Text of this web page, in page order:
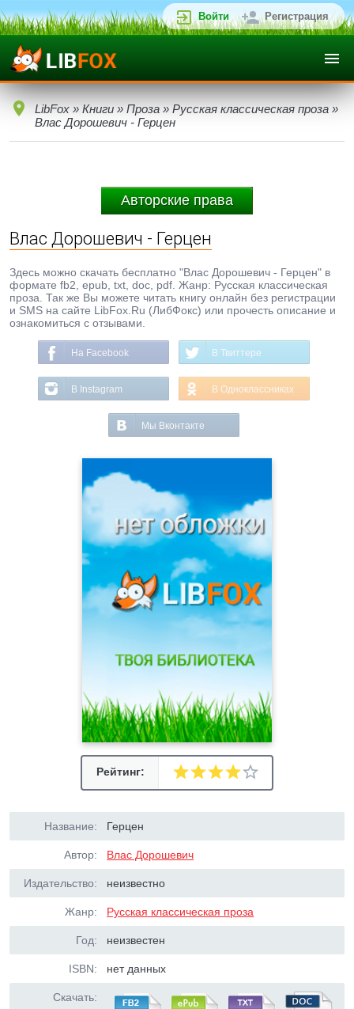
Войти Регистрация
LibFox » Книги » Проза » Русская классическая проза »
Влас Дорошевич - Герцен
Авторские права
Влас Дорошевич - Герцен
Здесь можно скачать бесплатно "Влас Дорошевич - Герцен" в
формате fb2, epub, txt, doc, pdf. Жанр: Русская классическая
проза. Так же Вы можете читать книгу онлайн без регистрации
и SMS на сайте LibFox.Ru (ЛибФокс) или прочесть описание и
ознакомиться с отзывами.
На Facebook В Твиттере
В Instagram В Одноклассниках
Мы Вконтакте
Рейтинг:
Название: Герцен
Автор: Влас Дорошевич
Издательство: неизвестно
Жанр: Русская классическая проза
Год: неизвестен
ISBN: нет данных
Скачать: